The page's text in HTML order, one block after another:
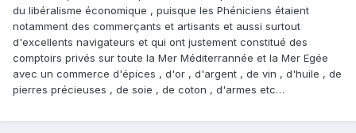
du libéralisme économique , puisque les Phéniciens étaient
notamment des commerçants et artisants et aussi surtout
d'excellents navigateurs et qui ont justement constitué des
comptoirs privés sur toute la Mer Méditerrannée et la Mer Egée
avec un commerce d'épices , d'or , d'argent , de vin , d'huile , de
pierres précieuses , de soie , de coton , d'armes etc…